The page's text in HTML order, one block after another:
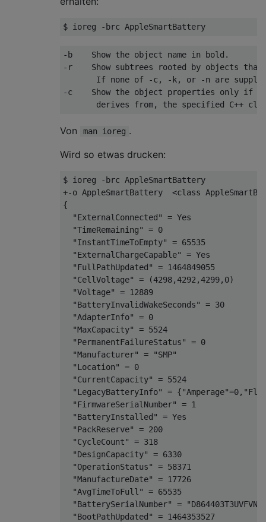
-b    Show the object name in bold.
-r    Show subtrees rooted by objects
If none of -c, -k, or -n are
-c    Show the object properties only if
Von man ioreg .
Wird so etwas drucken:
$ ioreg -brc AppleSmartBattery
+-o AppleSmartBattery  <class
{
  "ExternalConnected" = Yes
  "TimeRemaining" = 0
  "InstantTimeToEmpty" = 65535
  "ExternalChargeCapable" = Yes
  "FullPathUpdated" = 1464849055
  "CellVoltage" = (4298,4292,4299,0)
  "Voltage" = 12889
  "BatteryInvalidWakeSeconds" = 30
  "AdapterInfo" = 0
  "MaxCapacity" = 5524
  "PermanentFailureStatus" = 0
  "Manufacturer" = "SMP"
  "Location" = 0
  "CurrentCapacity" = 5524
"LegacyBatteryInfo" =
  "FirmwareSerialNumber" = 1
  "BatteryInstalled" = Yes
  "PackReserve" = 200
  "CycleCount" = 318
  "DesignCapacity" = 6330
  "OperationStatus" = 58371
  "ManufactureDate" = 17726
  "AvgTimeToFull" = 65535
"BatterySerialNumber" =
  "BootPathUpdated" = 1464353527